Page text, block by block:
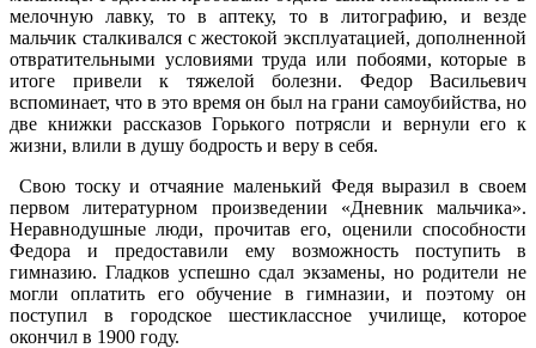
мелочную лавку, то в аптеку, то в литографию, и везде
мальчик сталкивался с жестокой эксплуатацией, дополненной
отвратительными условиями труда или побоями, которые в
итоге привели к тяжелой болезни. Федор Васильевич
вспоминает, что в это время он был на грани самоубийства, но
две книжки рассказов Горького потрясли и вернули его к
жизни, влили в душу бодрость и веру в себя.
Свою тоску и отчаяние маленький Федя выразил в своем
первом литературном произведении «Дневник мальчика».
Неравнодушные люди, прочитав его, оценили способности
Федора и предоставили ему возможность поступить в
гимназию. Гладков успешно сдал экзамены, но родители не
могли оплатить его обучение в гимназии, и поэтому он
поступил в городское шестиклассное училище, которое
окончил в 1900 году.